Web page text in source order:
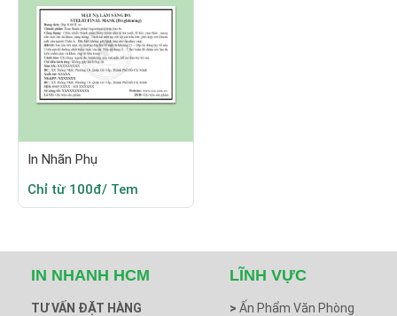
In Nhãn Phụ
Chỉ từ 100đ/ Tem
IN NHANH HCM
TƯ VẤN ĐẶT HÀNG
LĨNH VỰC
> Ấn Phẩm Văn Phòng